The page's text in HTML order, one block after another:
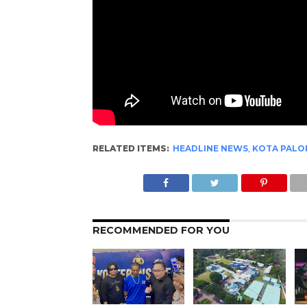
RELATED ITEMS: HEADLINE NEWS, KOTA
RECOMMENDED FOR YOU